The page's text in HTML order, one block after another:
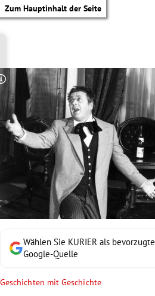
Zum Hauptinhalt der Seite
Untermenü
Untermenü
Wählen Sie KURIER als bevorzugte
Google-Quelle
Geschichten mit Geschichte
Copyright-Hinweis öffnen/schließen